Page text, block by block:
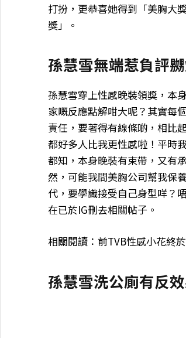
打扮，更恭喜她得到「美胸大
獎」。
孫慧雪無端惹負評
孫慧雪穿上性感晚裝領獎，本
家嘅反應點解咁大呢？其實每
責任，要著得有線條啲，相比
都好多人比我更性感啦！平時
都知，本身晚裝有束帶，又有
然，可能我間美胸公司幫我保
代，要學識接受自己身型咩？
在已於IG刪去相關帖子。
相關閱讀：前TVB性感小花終
孫慧雪洗公廁有反